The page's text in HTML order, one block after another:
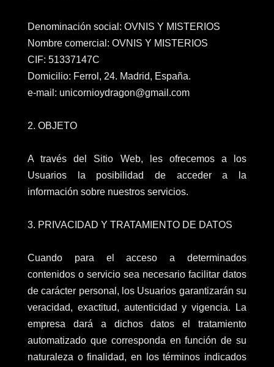
Denominación social: OVNIS Y MISTERIOS
Nombre comercial: OVNIS Y MISTERIOS
CIF: 51337147C
Domicilio: Ferrol, 24. Madrid, España.
e-mail: unicornioydragon@gmail.com
2. OBJETO
A través del Sitio Web, les ofrecemos a los
Usuarios la posibilidad de acceder a la
información sobre nuestros servicios.
3. PRIVACIDAD Y TRATAMIENTO DE DATOS
Cuando para el acceso a determinados
contenidos o servicio sea necesario facilitar datos
de carácter personal, los Usuarios garantizarán su
veracidad, exactitud, autenticidad y vigencia. La
empresa dará a dichos datos el tratamiento
automatizado que corresponda en función de su
naturaleza o finalidad, en los términos indicados